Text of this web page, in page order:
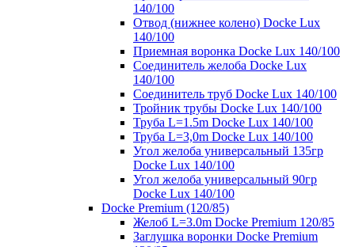
140/100
Отвод (нижнее колено) Docke Lux
140/100
Приемная воронка Docke Lux 140/100
Соединитель желоба Docke Lux
140/100
Соединитель труб Docke Lux 140/100
Тройник трубы Docke Lux 140/100
Труба L=1.5m Docke Lux 140/100
Труба L=3,0m Docke Lux 140/100
Угол желоба универсальный 135гр
Docke Lux 140/100
Угол желоба универсальный 90гр
Docke Lux 140/100
Docke Premium (120/85)
Желоб L=3.0m Docke Premium 120/85
Заглушка воронки Docke Premium